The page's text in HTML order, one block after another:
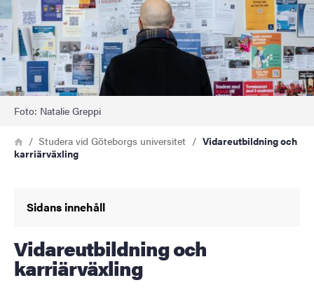
Foto: Natalie Greppi
Länkstig
HemStudera vid Göteborgs universitet
Vidareutbildning och
karriärväxling
Sidans innehåll
Vidareutbildning och
karriärväxling